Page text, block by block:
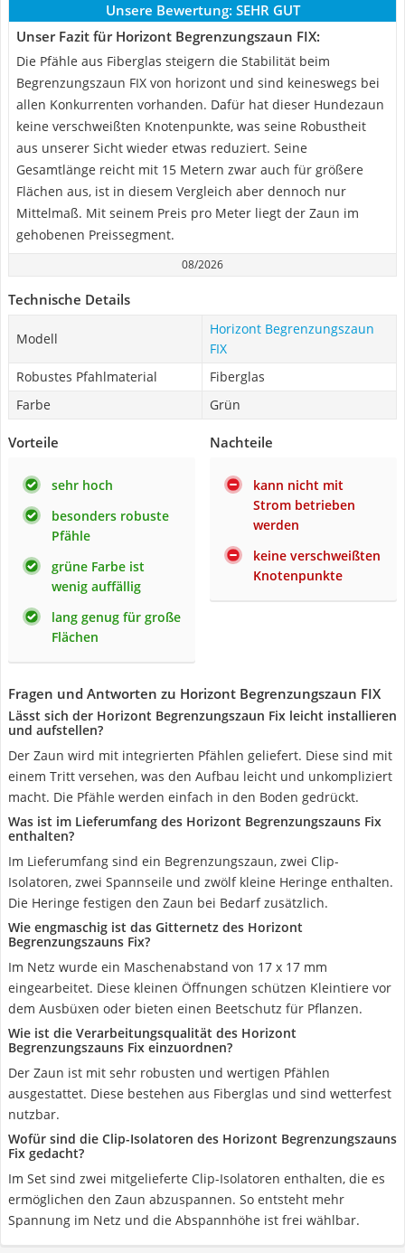
Unsere Bewertung: SEHR GUT
Unser Fazit für Horizont Begrenzungszaun FIX:
Die Pfähle aus Fiberglas steigern die Stabilität beim
Begrenzungszaun FIX von horizont und sind keineswegs bei
allen Konkurrenten vorhanden. Dafür hat dieser Hundezaun
keine verschweißten Knotenpunkte, was seine Robustheit
aus unserer Sicht wieder etwas reduziert. Seine
Gesamtlänge reicht mit 15 Metern zwar auch für größere
Flächen aus, ist in diesem Vergleich aber dennoch nur
Mittelmaß. Mit seinem Preis pro Meter liegt der Zaun im
gehobenen Preissegment.
08/2026
Technische Details
Modell
Horizont Begrenzungszaun
FIX
Robustes Pfahlmaterial
Fiberglas
Farbe
Grün
Vorteile
sehr hoch
besonders robuste
Pfähle
grüne Farbe ist
wenig auffällig
lang genug für große
Flächen
Nachteile
kann nicht mit
Strom betrieben
werden
keine verschweißten
Knotenpunkte
Fragen und Antworten zu Horizont Begrenzungszaun FIX
Lässt sich der Horizont Begrenzungszaun Fix leicht installieren
und aufstellen?
Der Zaun wird mit integrierten Pfählen geliefert. Diese sind mit
einem Tritt versehen, was den Aufbau leicht und unkompliziert
macht. Die Pfähle werden einfach in den Boden gedrückt.
Was ist im Lieferumfang des Horizont Begrenzungszauns Fix
enthalten?
Im Lieferumfang sind ein Begrenzungszaun, zwei Clip-
Isolatoren, zwei Spannseile und zwölf kleine Heringe enthalten.
Die Heringe festigen den Zaun bei Bedarf zusätzlich.
Wie engmaschig ist das Gitternetz des Horizont
Begrenzungszauns Fix?
Im Netz wurde ein Maschenabstand von 17 x 17 mm
eingearbeitet. Diese kleinen Öffnungen schützen Kleintiere vor
dem Ausbüxen oder bieten einen Beetschutz für Pflanzen.
Wie ist die Verarbeitungsqualität des Horizont
Begrenzungszauns Fix einzuordnen?
Der Zaun ist mit sehr robusten und wertigen Pfählen
ausgestattet. Diese bestehen aus Fiberglas und sind wetterfest
nutzbar.
Wofür sind die Clip-Isolatoren des Horizont Begrenzungszauns
Fix gedacht?
Im Set sind zwei mitgelieferte Clip-Isolatoren enthalten, die es
ermöglichen den Zaun abzuspannen. So entsteht mehr
Spannung im Netz und die Abspannhöhe ist frei wählbar.